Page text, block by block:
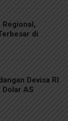
Regional,
di
Devisa RI
AS